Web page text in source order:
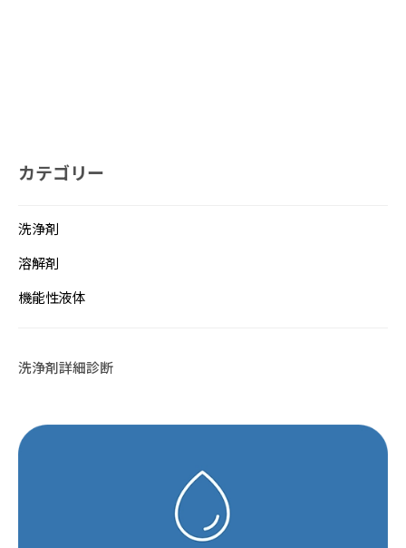
カテゴリー
洗浄剤
溶解剤
機能性液体
洗浄剤詳細診断